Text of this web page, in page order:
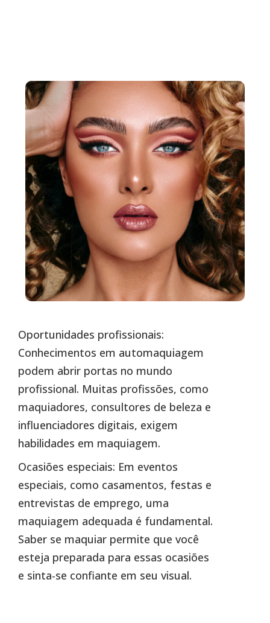
Oportunidades profissionais:
Conhecimentos em automaquiagem
podem abrir portas no mundo
profissional. Muitas profissões, como
maquiadores, consultores de beleza e
influenciadores digitais, exigem
habilidades em maquiagem.
Ocasiões especiais: Em eventos
especiais, como casamentos, festas e
entrevistas de emprego, uma
maquiagem adequada é fundamental.
Saber se maquiar permite que você
esteja preparada para essas ocasiões
e sinta-se confiante em seu visual.